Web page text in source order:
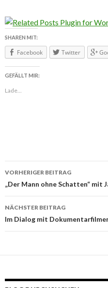
SHAREN MIT:
Facebook Twitter
GEFÄLLT MIR:
Lade...
VORHERIGER BEITRAG
„Der Mann ohne Schatten“ mit
NÄCHSTER BEITRAG
Im Dialog mit